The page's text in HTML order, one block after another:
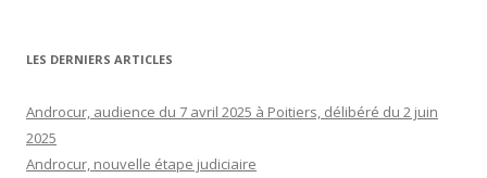
LES DERNIERS ARTICLES
Androcur, audience du 7 avril 2025 à Poitiers, délibéré du 2 juin
2025
Androcur, nouvelle étape judiciaire